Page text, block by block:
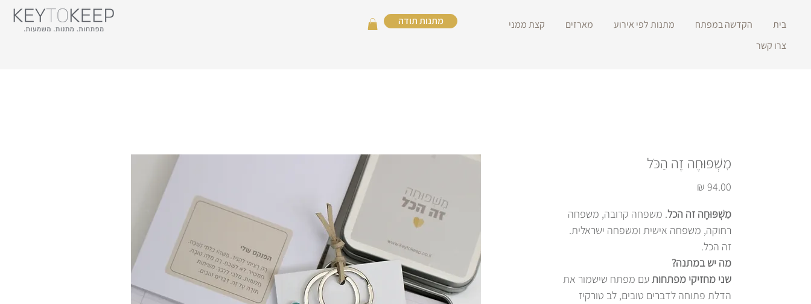
מתנות תודה בית הקדשה במפתח מתנות לפי אירוע מארזים
קצת ממני
צרו קשר
מִשְׁפּוּחֶה זֶה הַכֹּל
מִשְׁפּוּחֶה זה הכל. משפחה קרובה, משפחה
רחוקה, משפחה אישית ומשפחה ישראלית.
זה הכל.
מה יש במתנה?
שני מחזיקי מפתחותעם מפתח שישמור את
הדלת פתוחה לדברים טובים, לב טורקיז